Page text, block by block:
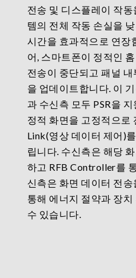
전송 및 디스플레이 작
템의 전체 작동 손실을
시간을 효과적으로 연장
어, 스마트폰이 정적인
전송이 중단되고 패널
을 업데이트합니다. 이
과 수신측 모두 PSR을
정적 화면을 고정적으로
Link(영상 데이터 제어)
립니다. 수신측은 해당
하고 RFB Controller를
신측은 화면 데이터 전
통해 에너지 절약과 장
수 있습니다.